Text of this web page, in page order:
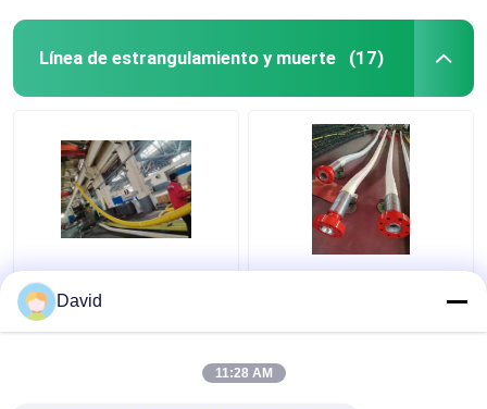
Línea de estrangulamiento y muerte (17)
Línea de evacuación de
la manguera del API
16C Coflex
89m m Bop las
mangueras del control
David
11:28 AM